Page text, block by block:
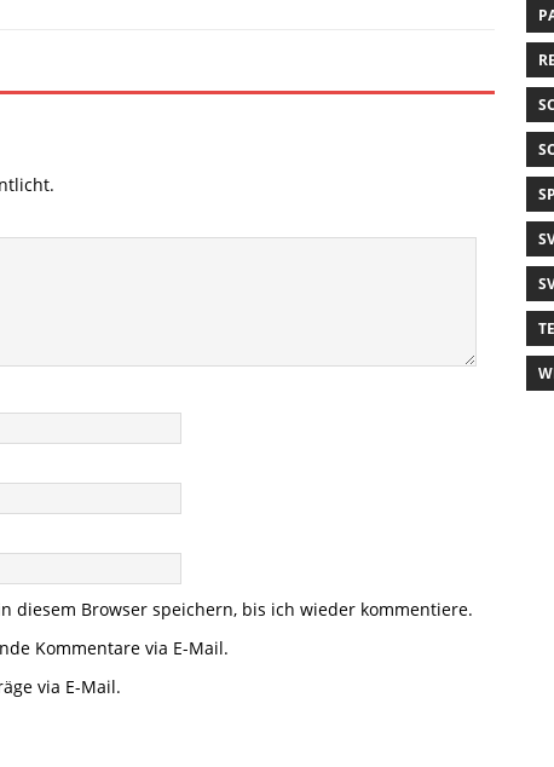
diesem Browser speichern, bis ich wieder kommentiere.
Kommentare via E-Mail.
via E-Mail.